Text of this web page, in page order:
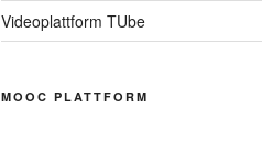
Videoplattform TUbe
MOOC PLATTFORM